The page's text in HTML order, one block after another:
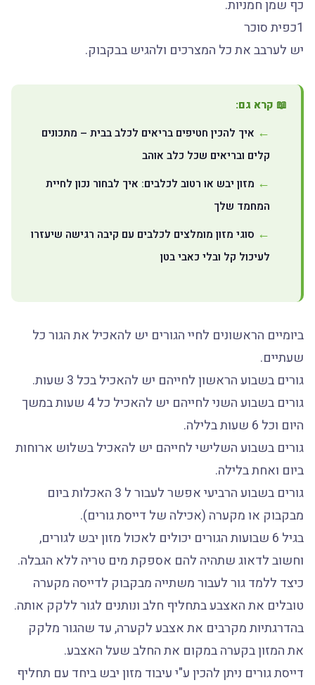
כף שמן חמניות.
1כפית סוכר
יש לערבב את כל המצרכים ולהגיש בבקבוק.
📖 קרא גם:
איך להכין חטיפים בריאים לכלב בבית – מתכונים
קלים ובריאים שכל כלב אוהב
מזון יבש או רטוב לכלבים: איך לבחור נכון לחיית
המחמד שלך
סוגי מזון מומלצים לכלבים עם קיבה רגישה שיעזרו
לעיכול קל ובלי כאבי בטן
ביומיים הראשונים לחיי הגורים יש להאכיל את הגור כל
שעתיים.
גורים בשבוע הראשון לחייהם יש להאכיל בכל 3 שעות.
גורים בשבוע השני לחייהם יש להאכיל כל 4 שעות במשך
היום וכל 6 שעות בלילה.
גורים בשבוע השלישי לחייהם יש להאכיל בשלוש ארוחות
ביום ואחת בלילה.
גורים בשבוע הרביעי אפשר לעבור ל 3 האכלות ביום
מבקבוק או מקערה (אכילה של דייסת גורים).
בגיל 6 שבועות הגורים יכולים לאכול מזון יבש לגורים,
וחשוב לדאוג שתהיה להם אספקת מים טריה ללא הגבלה.
כיצד ללמד גור לעבור משתייה מבקבוק לדייסה מקערה
טובלים את האצבע בתחליף חלב ונותנים לגור ללקק אותה.
בהדרגתיות מקרבים את אצבע לקערה, עד שהגור מלקק
את המזון בקערה במקום את החלב שעל האצבע.
דייסת גורים ניתן להכין ע"י עיבוד מזון יבש ביחד עם תחליף